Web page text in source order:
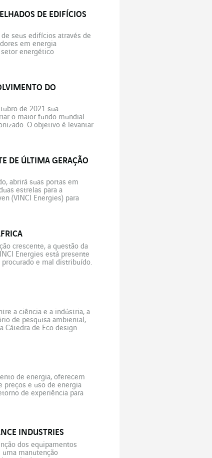
DE EDIFÍCIOS
seus edifícios através de
em energia
energético
DO
de 2021 sua
o maior fundo mundial
O objetivo é levantar
DE ÚLTIMA GERAÇÃO
abrirá suas portas em
estrelas para a
(VINCI Energies) para
crescente, a questão da
Energies está presente
e mal distribuído.
a ciência e a indústria, a
de pesquisa ambiental,
Cátedra de Eco design
de energia, oferecem
preços e uso de energia
de experiência para
INDUSTRIES
dos equipamentos
manutenção